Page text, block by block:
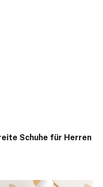
Schuhe für Herren